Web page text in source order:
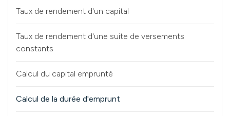
Taux de rendement d'un capital
Taux de rendement d'une suite de versements
constants
Calcul du capital emprunté
Calcul de la durée d'emprunt